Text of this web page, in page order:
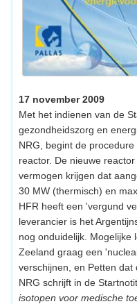
17 november 2009
Met het indienen van de
gezondheidszorg en
NRG, begint de
reactor. De nieuwe
vermogen krijgen dat
30 MW (thermisch) en
HFR heeft een 'vergund
leverancier is het
nog onduidelijk. Mogelijke
Zeeland graag een
verschijnen, en Petten dat
NRG schrijft in de
isotopen voor medische